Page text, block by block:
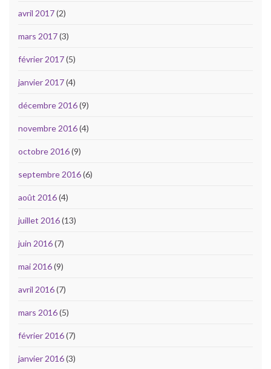
avril 2017(2)
mars 2017(3)
février 2017(5)
janvier 2017(4)
décembre 2016(9)
novembre 2016(4)
octobre 2016(9)
septembre 2016(6)
août 2016(4)
juillet 2016(13)
juin 2016(7)
mai 2016(9)
avril 2016(7)
mars 2016(5)
février 2016(7)
janvier 2016(3)